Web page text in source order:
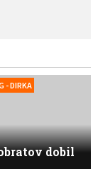
- DIRKA
dobil